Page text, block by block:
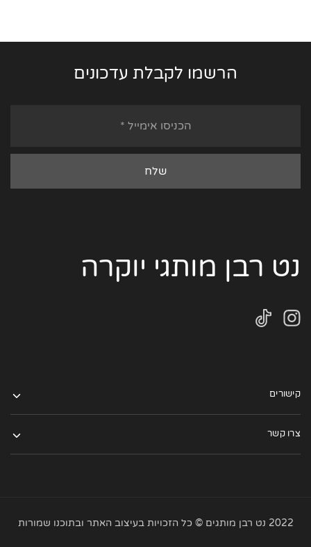
הרשמו לקבלת עדכונים
נט רבן מותגי יוקרה
קישורים
צרו קשר
2022 נט רבן מותגים © כל הזכויות בעיצוב האתר ובתוכנו שמורות